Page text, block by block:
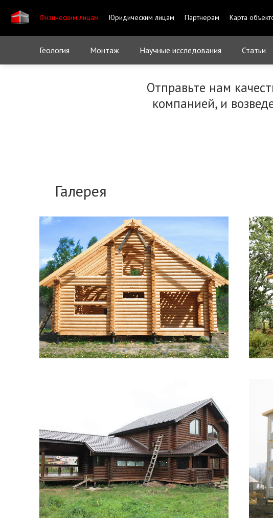
Физическим лицам Юридическим лицам Партнерам Карта
Геология Монтаж Научные исследования Статьи
Отправьте нам
компанией, и
Галерея